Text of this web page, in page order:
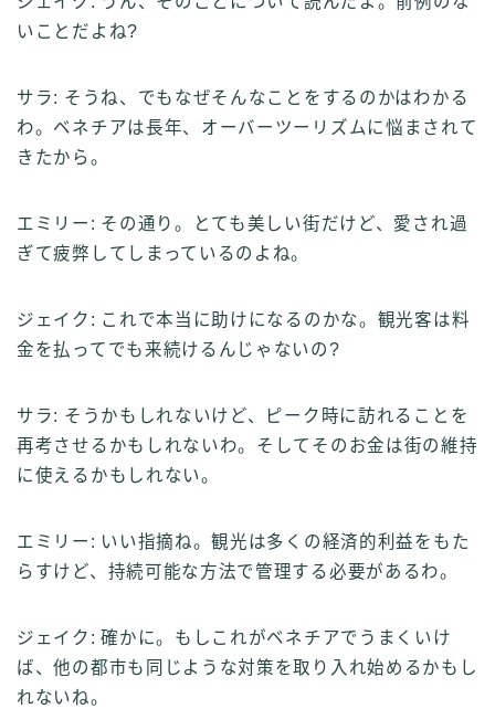
いことだよね?
サラ: そうね、でもなぜそんなことをするのかはわかる
わ。ベネチアは長年、オーバーツーリズムに悩まされて
きたから。
エミリー: その通り。とても美しい街だけど、愛され過
ぎて疲弊してしまっているのよね。
ジェイク: これで本当に助けになるのかな。観光客は料
金を払ってでも来続けるんじゃないの?
サラ: そうかもしれないけど、ピーク時に訪れることを
再考させるかもしれないわ。そしてそのお金は街の維持
に使えるかもしれない。
エミリー: いい指摘ね。観光は多くの経済的利益をもた
らすけど、持続可能な方法で管理する必要があるわ。
ジェイク: 確かに。もしこれがベネチアでうまくいけ
ば、他の都市も同じような対策を取り入れ始めるかもし
れないね。